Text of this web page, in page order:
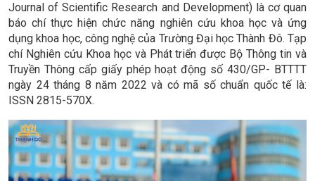
Journal of Scientific Research and Development) là cơ quan
báo chí thực hiện chức năng nghiên cứu khoa học và ứng
dụng khoa học, công nghệ của Trường Đại học Thành Đô. Tạp
chí Nghiên cứu Khoa học và Phát triển được Bộ Thông tin và
Truyền Thông cấp giấy phép hoạt động số 430/GP- BTTTT
ngày 24 tháng 8 năm 2022 và có mã số chuẩn quốc tế là:
ISSN 2815-570X.